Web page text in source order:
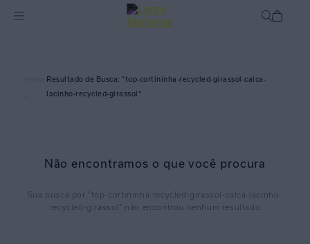
top-cortininha-recycled-girassol-calca-
lacinho-recycled-girassol
Não encontramos o que você procura
top-cortininha-recycled-girassol-calca-lacinho-
recycled-girassol